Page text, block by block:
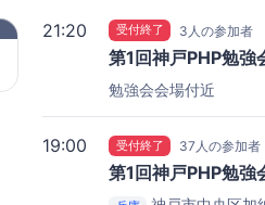
21:20 受付終了 3人の参加者
第1回神戸PHP勉強
勉強会会場付近
19:00 受付終了 37人の参加者
第1回神戸PHP勉強